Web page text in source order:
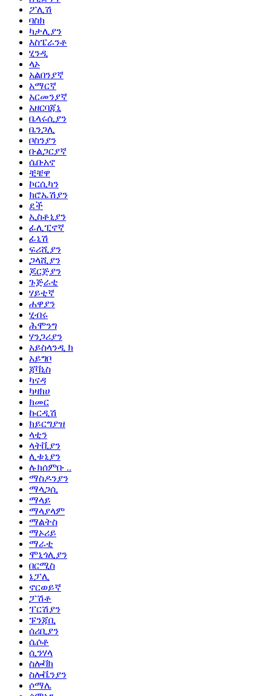
ፖሊሽ
ባስክ
ካታሊያን
እስፔራንቶ
ሂንዲ
ላኦ
አልበንያኛ
አማርኛ
አርመንያኛ
አዘርባጃኒ
ቤላሩሲያን
ቤንጋሊ
ቦስንያን
ቡልጋርያኛ
ሴቡአኖ
ቺቼዋ
ኮርሲካን
ክሮኤሽያን
ደች
ኢስቶኒያን
ፊሊፒኖኛ
ፊኒሽ
ፍሪሺያን
ጋላሺያን
ጆርጅያን
ጉጅራቲ
ሃይቲኛ
ሐዋያን
ሂብሩ
ሕሞንግ
ሃንጋሪያን
አይስላንዲ ክ
አይግቦ
ጃቫኒስ
ካናዳ
ካዛክሀ
ክመር
ኩርዲሽ
ክይርግያዝ
ላቲን
ላትቪያን
ሊቱኒያን
ሉክሰምቡ ..
ማስዶንያን
ማላጋሲ
ማላይ
ማላያላም
ማልትስ
ማኦሪይ
ማራቲ
ሞኒጎሊያን
በርሚስ
ኔፓሊ
ኖርወይኛ
ፓሽቶ
ፐርሽያን
ፑንጃቢ
ሰሪቢያን
ሴሶቶ
ሲንሃላ
ስሎቫክ
ስሎቬንያን
ሶማሌ